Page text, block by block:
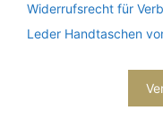
Widerrufsrecht für
Leder Handtaschen